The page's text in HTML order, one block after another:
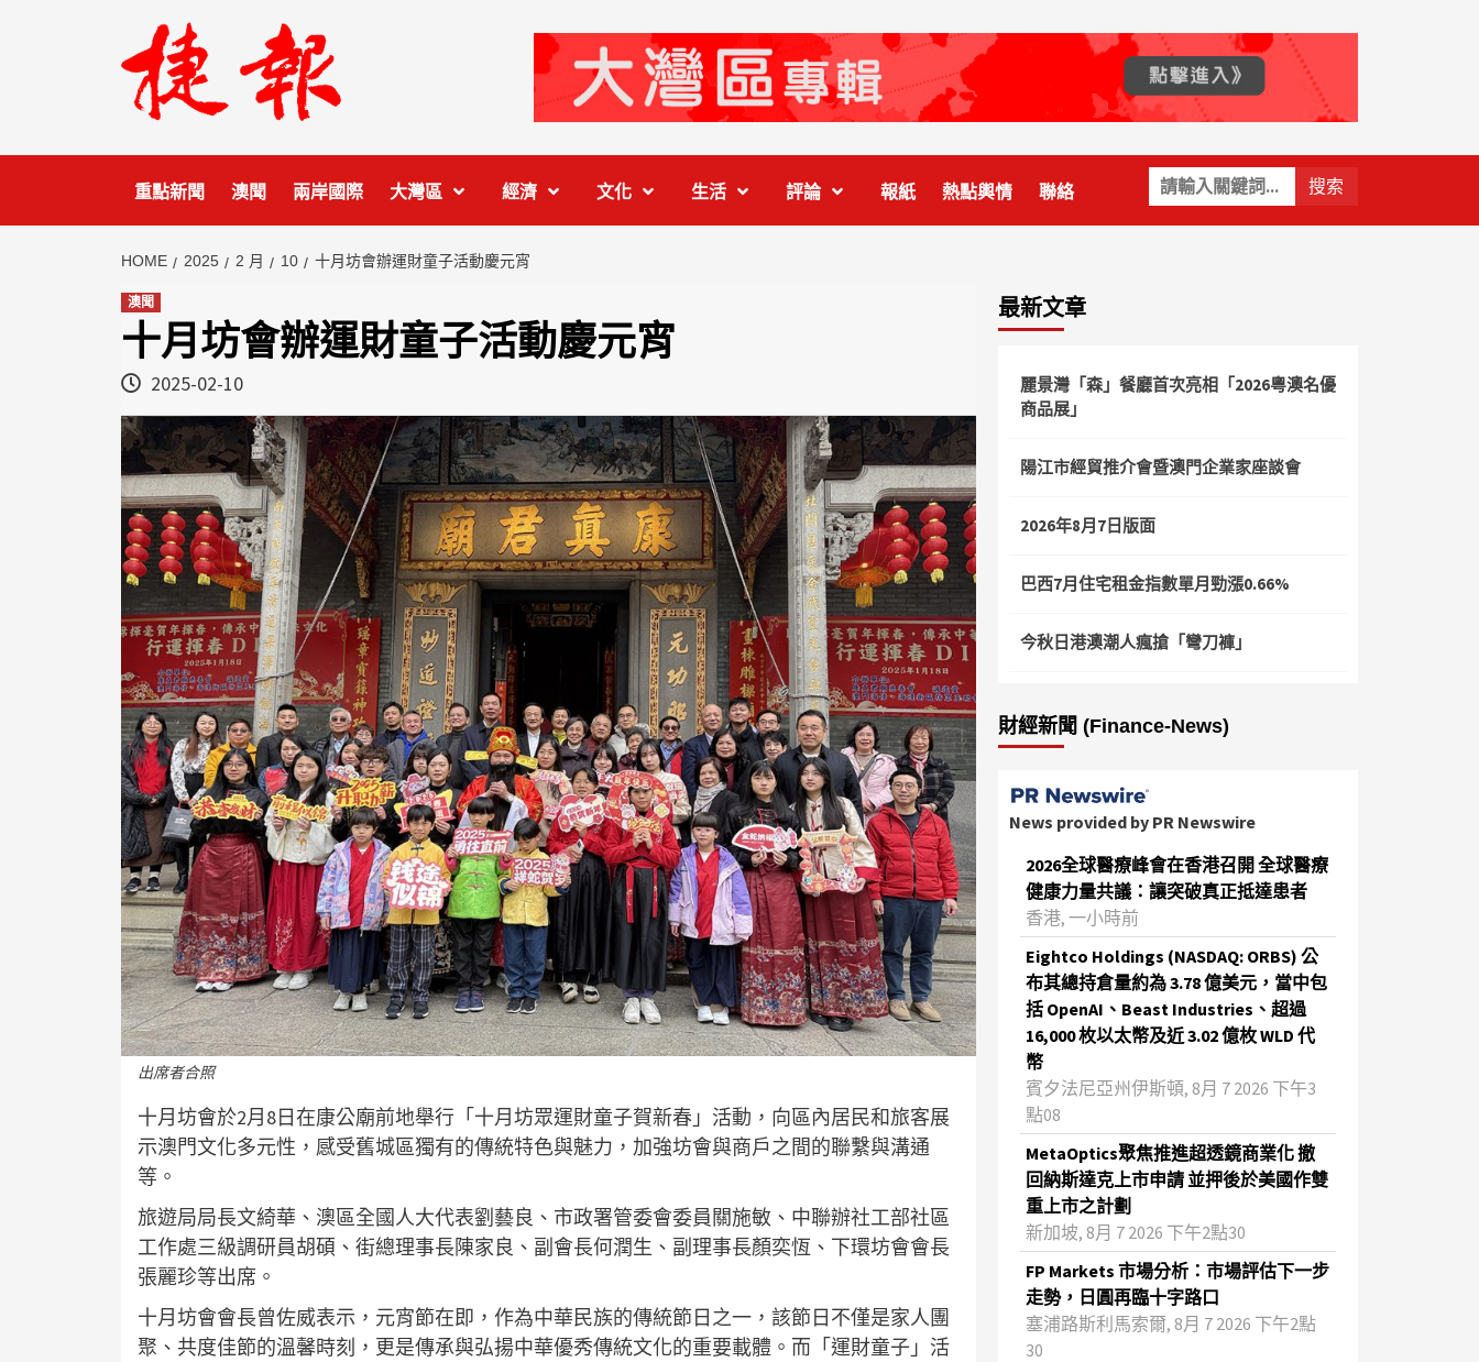
關
鍵
字:
重點新聞 澳聞 兩岸國際 大灣區 經濟 文化 生活 評論 報紙 熱點輿情 聯絡
HOME 2025 2 月 10 十月坊會辦運財童子活動慶元宵
澳聞
十月坊會辦運財童子活動慶元宵
2025-02-10
出席者合照
十月坊會於2月8日在康公廟前地舉行「十月坊眾運財童子賀新春」活動，向區內居民和旅客展
示澳門文化多元性，感受舊城區獨有的傳統特色與魅力，加強坊會與商戶之間的聯繫與溝通
等。
旅遊局局長文綺華、澳區全國人大代表劉藝良、市政署管委會委員關施敏、中聯辦社工部社區
工作處三級調研員胡碩、街總理事長陳家良、副會長何潤生、副理事長顏奕恆、下環坊會會長
張麗珍等出席。
十月坊會會長曾佐威表示，元宵節在即，作為中華民族的傳統節日之一，該節日不僅是家人團
聚、共度佳節的溫馨時刻，更是傳承與弘揚中華優秀傳統文化的重要載體。而「運財童子」活
最新文章
麗景灣「森」餐廳首次亮相「2026粵澳名優
商品展」
陽江市經貿推介會暨澳門企業家座談會
2026年8月7日版面
巴西7月住宅租金指數單月勁漲0.66%
今秋日港澳潮人瘋搶「彎刀褲」
財經新聞 (Finance-News)
News provided by PR Newswire
2026全球醫療峰會在香港召開 全球醫療
健康力量共議：讓突破真正抵達患者
香港, 一小時前
Eightco Holdings (NASDAQ: ORBS) 公
布其總持倉量約為 3.78 億美元，當中包
括 OpenAI、Beast Industries、超過
16,000 枚以太幣及近 3.02 億枚 WLD 代
幣
賓夕法尼亞州伊斯頓, 8月 7 2026 下午3
點08
MetaOptics聚焦推進超透鏡商業化 撤
回納斯達克上市申請 並押後於美國作雙
重上市之計劃
新加坡, 8月 7 2026 下午2點30
FP Markets 市場分析：市場評估下一步
走勢，日圓再臨十字路口
塞浦路斯利馬索爾, 8月 7 2026 下午2點
30